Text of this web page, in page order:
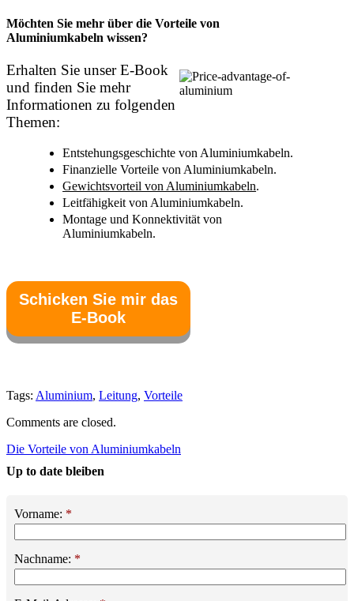
Möchten Sie mehr über die Vorteile von
Aluminiumkabeln wissen?
Erhalten Sie unser E-Book
und finden Sie mehr
Informationen zu folgenden
Themen:
Entstehungsgeschichte von Aluminiumkabeln.
Finanzielle Vorteile von Aluminiumkabeln.
Gewichtsvorteil von Aluminiumkabeln.
Leitfähigkeit von Aluminiumkabeln.
Montage und Konnektivität von
Aluminiumkabeln.
Schicken Sie mir das
E-Book
Tags: Aluminium, Leitung, Vorteile
Comments are closed.
Die Vorteile von Aluminiumkabeln
Up to date bleiben
Vorname: *
Nachname: *